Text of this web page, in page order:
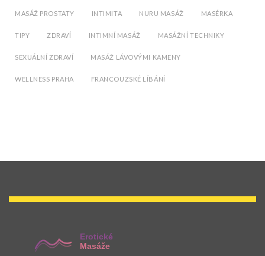
MASÁŽ PROSTATY INTIMITA NURU MASÁŽ MASÉRKA
TIPY ZDRAVÍ INTIMNÍ MASÁŽ MASÁŽNÍ TECHNIKY
SEXUÁLNÍ ZDRAVÍ MASÁŽ LÁVOVÝMI KAMENY
WELLNESS PRAHA FRANCOUZSKÉ LÍBÁNÍ